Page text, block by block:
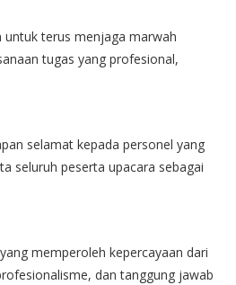
untuk terus menjaga marwah
tugas yang profesional,
selamat kepada personel yang
seluruh peserta upacara sebagai
memperoleh kepercayaan dari
dan tanggung jawab